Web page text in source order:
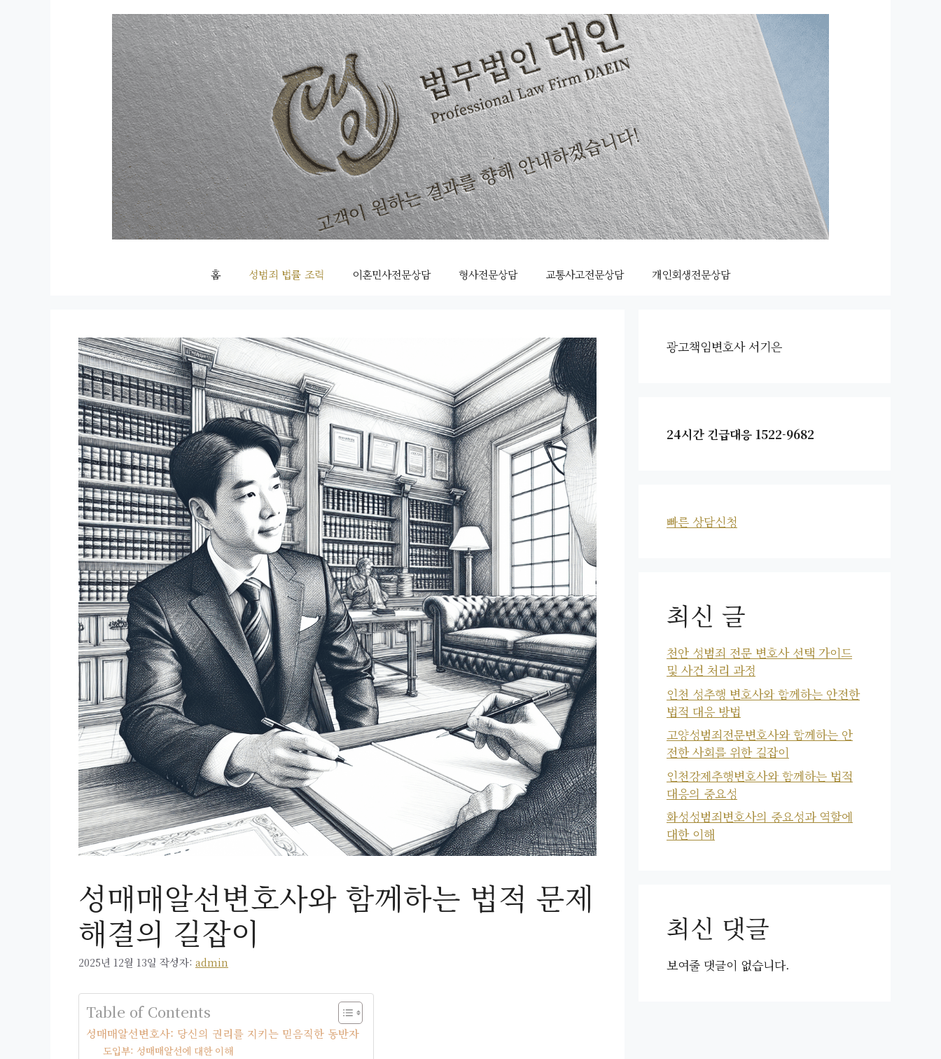
홈 성범죄 법률 조력 이혼민사전문상담 형사전문상담 교통사고전문상담 개인회생전문상담
성매매알선변호사와 함께하는 법적 문제
해결의 길잡이
2025년 12월 13일 작성자: admin
Table of Contents
성매매알선변호사: 당신의 권리를 지키는 믿음직한 동반자
도입부: 성매매알선에 대한 이해
광고책임변호사 서기은
24시간 긴급대응 1522-9682
빠른 상담신청
최신 글
천안 성범죄 전문 변호사 선택 가이드
및 사건 처리 과정
인천 성추행 변호사와 함께하는 안전한
법적 대응 방법
고양성범죄전문변호사와 함께하는 안
전한 사회를 위한 길잡이
인천강제추행변호사와 함께하는 법적
대응의 중요성
화성성범죄변호사의 중요성과 역할에
대한 이해
최신 댓글
보여줄 댓글이 없습니다.